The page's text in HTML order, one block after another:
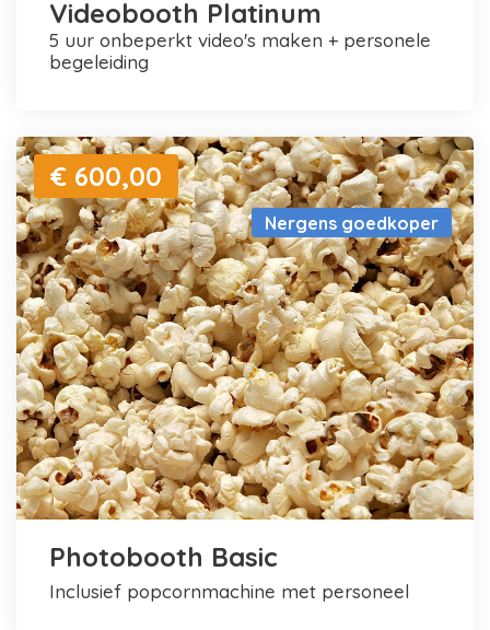
Videobooth Platinum
5 uur onbeperkt video's maken + personele
begeleiding
Nergens goedkoper
€ 600,00
Photobooth Basic
inclusief popcornmachine met personeel